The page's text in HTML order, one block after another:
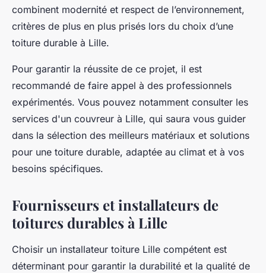
combinent modernité et respect de l’environnement,
critères de plus en plus prisés lors du choix d’une
toiture durable à Lille.
Pour garantir la réussite de ce projet, il est
recommandé de faire appel à des professionnels
expérimentés. Vous pouvez notamment consulter les
services d'un couvreur à Lille, qui saura vous guider
dans la sélection des meilleurs matériaux et solutions
pour une toiture durable, adaptée au climat et à vos
besoins spécifiques.
Fournisseurs et installateurs de
toitures durables à Lille
Choisir un installateur toiture Lille compétent est
déterminant pour garantir la durabilité et la qualité de